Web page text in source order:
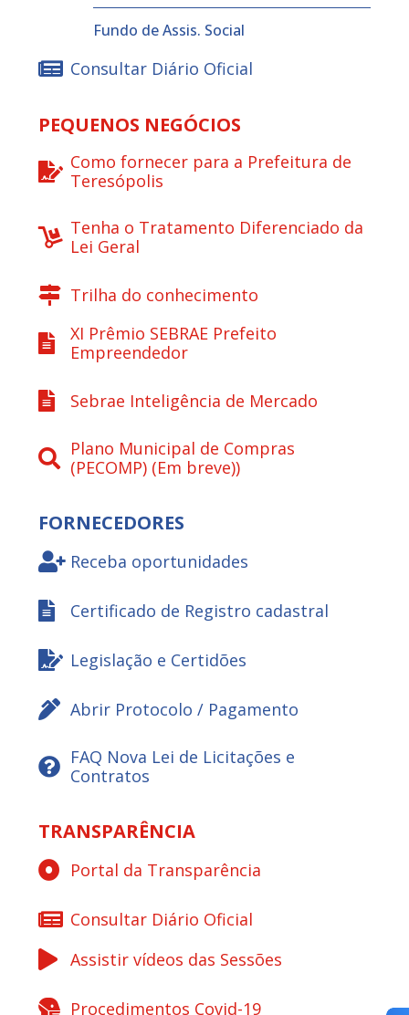
Fundo de Assis. Social
Consultar Diário Oficial
PEQUENOS NEGÓCIOS
Como fornecer para a Prefeitura de
Teresópolis
Tenha o Tratamento Diferenciado da
Lei Geral
Trilha do conhecimento
XI Prêmio SEBRAE Prefeito
Empreendedor
Sebrae Inteligência de Mercado
Plano Municipal de Compras
(PECOMP) (Em breve))
FORNECEDORES
Receba oportunidades
Certificado de Registro cadastral
Legislação e Certidões
Abrir Protocolo / Pagamento
FAQ Nova Lei de Licitações e
Contratos
TRANSPARÊNCIA
Portal da Transparência
Consultar Diário Oficial
Assistir vídeos das Sessões
Procedimentos Covid-19